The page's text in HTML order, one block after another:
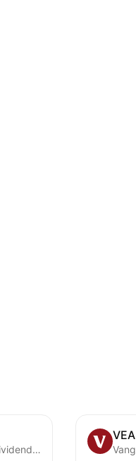
iFreeETF TOPIX (Yearly Dividend Type)
VEA